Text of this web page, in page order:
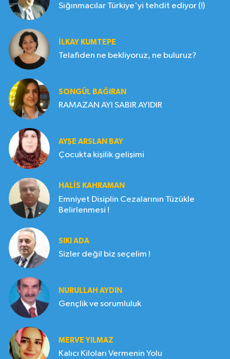
Sığınmacılar Türkiye'yi tehdit ediyor (!)
İLKAY KUMTEPE
Telafiden ne bekliyoruz, ne buluruz?
SONGÜL BAĞIRAN
RAMAZAN AYI SABIR AYIDIR
AYŞE ARSLAN BAY
Çocukta kişilik gelişimi
HALIS KAHRAMAN
Emniyet Disiplin Cezalarının Tüzükle
Belirlenmesi !
SIKI ADA
Sizler değil biz seçelim !
NURULLAH AYDIN
Gençlik ve sorumluluk
MERVE YILMAZ
Kalıcı Kiloları Vermenin Yolu